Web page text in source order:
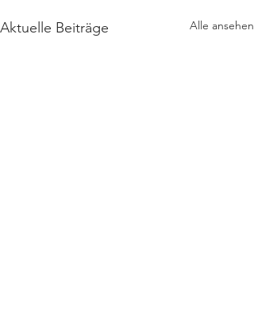
Aktuelle Beiträge Alle ansehen